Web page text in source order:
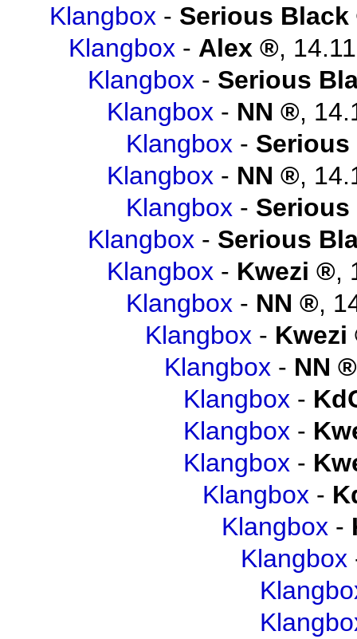
Klangbox - Serious Black
Klangbox - Alex ,
Klangbox - Serious
Klangbox - NN ,
Klangbox -
Klangbox - NN ,
Klangbox -
Klangbox - Serious
Klangbox - Kwezi ,
Klangbox - NN ,
Klangbox - Kwezi
Klangbox - NN
Klangbox -
Klangbox -
Klangbox -
Klangbox -
Klangbox -
Klangbox